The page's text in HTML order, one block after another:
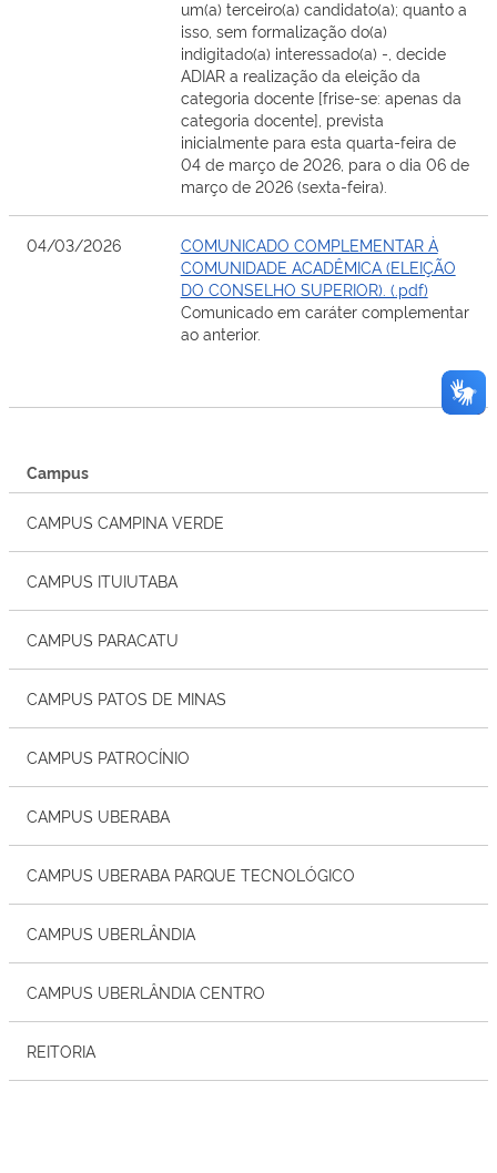
um(a) terceiro(a) candidato(a); quanto a
isso, sem formalização do(a)
indigitado(a) interessado(a) -, decide
ADIAR a realização da eleição da
categoria docente [frise-se: apenas da
categoria docente], prevista
inicialmente para esta quarta-feira de
04 de março de 2026, para o dia 06 de
março de 2026 (sexta-feira).
04/03/2026
COMUNICADO COMPLEMENTAR À
COMUNIDADE ACADÊMICA (ELEIÇÃO
DO CONSELHO SUPERIOR). (.pdf)
Comunicado em caráter complementar
ao anterior.
Campus
CAMPUS CAMPINA VERDE
CAMPUS ITUIUTABA
CAMPUS PARACATU
CAMPUS PATOS DE MINAS
CAMPUS PATROCÍNIO
CAMPUS UBERABA
CAMPUS UBERABA PARQUE TECNOLÓGICO
CAMPUS UBERLÂNDIA
CAMPUS UBERLÂNDIA CENTRO
REITORIA